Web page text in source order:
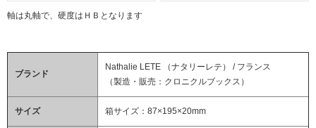
軸は丸軸で、硬度はＨＢとなります
ブランド
Nathalie LETE （ナタリーレテ） / フランス
（製造・販売：クロニクルブックス）
サイズ 箱サイズ：87×195×20mm